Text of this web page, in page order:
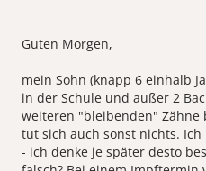
Guten Morgen,
mein Sohn (knapp 6 einhalb
in der Schule und außer 2
weiteren "bleibenden" Zähne
tut sich auch sonst nichts.
- ich denke je später desto